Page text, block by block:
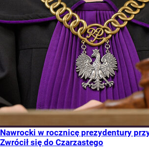
Nawrocki w rocznicę prezydentury
Zwrócił się do Czarzastego